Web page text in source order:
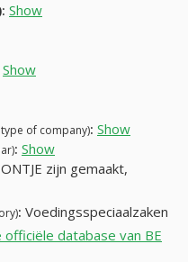
Show
Show
of company): Show
: Show
zijn gemaakt,
: Voedingsspeciaalzaken
database van BE